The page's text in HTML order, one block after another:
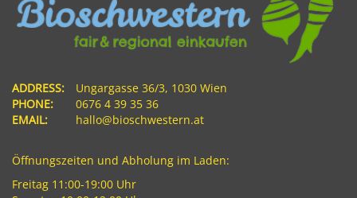
ADDRESS:
Ungargasse 36/3, 1030 Wien
PHONE:
0676 4 39 35 36
EMAIL:
hallo@bioschwestern.at
Öffnungszeiten und Abholung im Laden:
Freitag 11:00-19:00 Uhr